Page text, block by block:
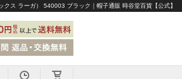
ス ラーガ） 540003 ブラック｜帽子通販 時谷堂百貨【公式】